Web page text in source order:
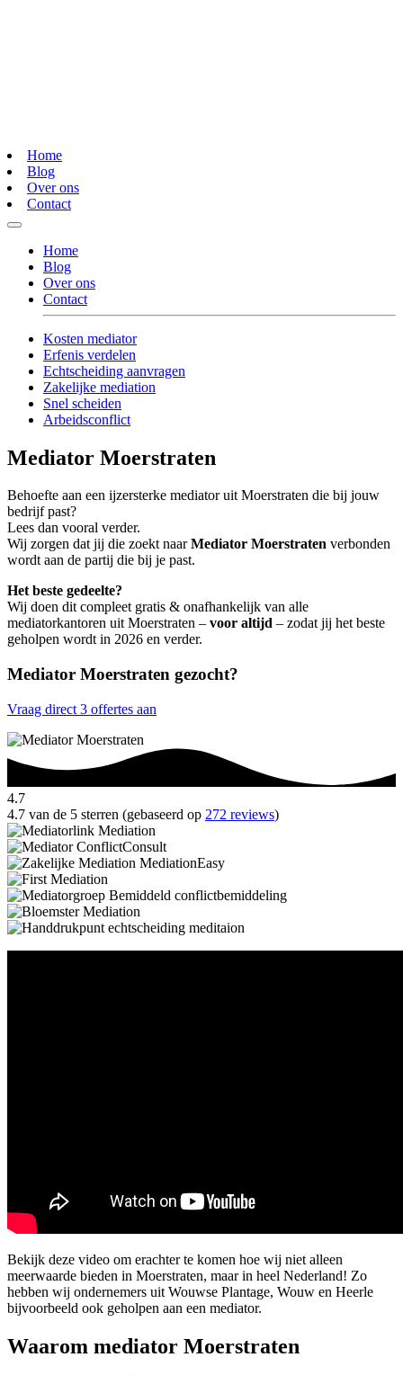
Home
Blog
Over ons
Contact
Home
Blog
Over ons
Contact
Kosten mediator
Erfenis verdelen
Echtscheiding aanvragen
Zakelijke mediation
Snel scheiden
Arbeidsconflict
Mediator Moerstraten
Behoefte aan een ijzersterke mediator uit Moerstraten die bij jouw
bedrijf past?
Lees dan vooral verder.
Wij zorgen dat jij die zoekt naarMediator Moerstraten verbonden
wordt aan de partij die bij je past.
Het beste gedeelte?
Wij doen dit compleet gratis & onafhankelijk van alle
mediatorkantoren uit Moerstraten – voor altijd – zodat jij het beste
geholpen wordt in 2026 en verder.
Mediator Moerstraten gezocht?
Vraag direct 3 offertes aan
4.7
4.7 van de 5 sterren (gebaseerd op 272 reviews)
Bekijk deze video om erachter te komen hoe wij niet alleen
meerwaarde bieden in Moerstraten, maar in heel Nederland! Zo
hebben wij ondernemers uit Wouwse Plantage, Wouw en Heerle
bijvoorbeeld ook geholpen aan een mediator.
Waarom mediator Moerstraten